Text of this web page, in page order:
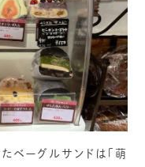
ベーグルサンドは「萌